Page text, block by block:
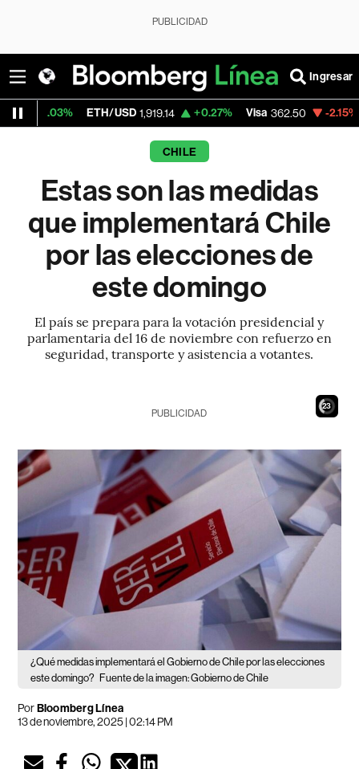
PUBLICIDAD
Ingresar
ETH/USD 1,919.14 +0.27% Visa 362.50 -2.15%
CHILE
Estas son las medidas
que implementará Chile
por las elecciones de
este domingo
El país se prepara para la votación presidencial y
parlamentaria del 16 de noviembre con refuerzo en
seguridad, transporte y asistencia a votantes.
21
PUBLICIDAD
¿Qué medidas implementará el Gobierno de Chile por las elecciones
este domingo? Fuente de la imagen: Gobierno de Chile
PorBloomberg Línea
13 de noviembre, 2025 | 02:14 PM